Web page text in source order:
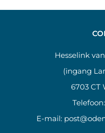
Hesselink
(ingang
6703 CT
Telefoon:
E-mail: